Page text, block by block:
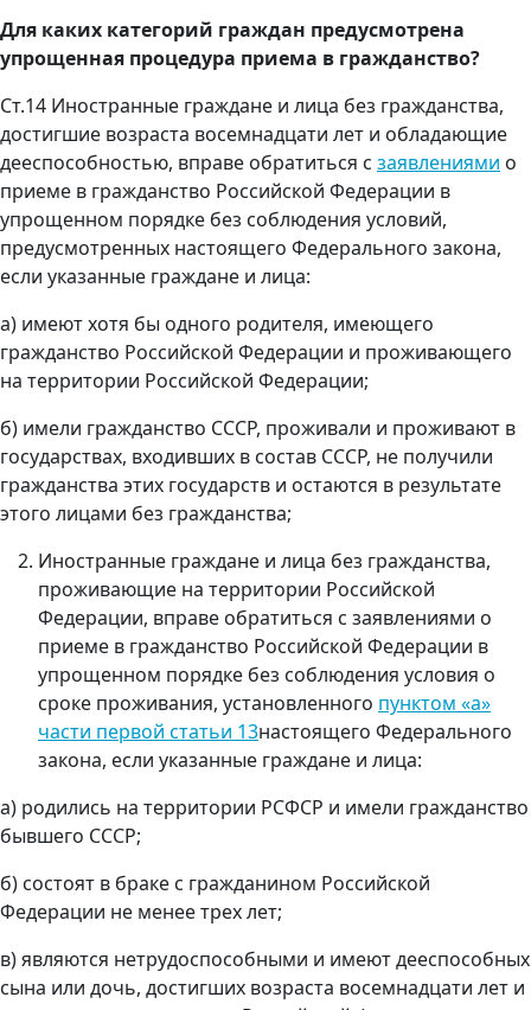
Для каких категорий граждан предусмотрена
упрощенная процедура приема в гражданство?
Ст.14 Иностранные граждане и лица без гражданства,
достигшие возраста восемнадцати лет и обладающие
дееспособностью, вправе обратиться с заявлениями о
приеме в гражданство Российской Федерации в
упрощенном порядке без соблюдения условий,
предусмотренных настоящего Федерального закона,
если указанные граждане и лица:
а) имеют хотя бы одного родителя, имеющего
гражданство Российской Федерации и проживающего
на территории Российской Федерации;
б) имели гражданство СССР, проживали и проживают в
государствах, входивших в состав СССР, не получили
гражданства этих государств и остаются в результате
этого лицами без гражданства;
Иностранные граждане и лица без гражданства,
проживающие на территории Российской
Федерации, вправе обратиться с заявлениями о
приеме в гражданство Российской Федерации в
упрощенном порядке без соблюдения условия о
сроке проживания, установленного пунктом «а»
части первой статьи 13настоящего Федерального
закона, если указанные граждане и лица:
а) родились на территории РСФСР и имели гражданство
бывшего СССР;
б) состоят в браке с гражданином Российской
Федерации не менее трех лет;
в) являются нетрудоспособными и имеют дееспособных
сына или дочь, достигших возраста восемнадцати лет и